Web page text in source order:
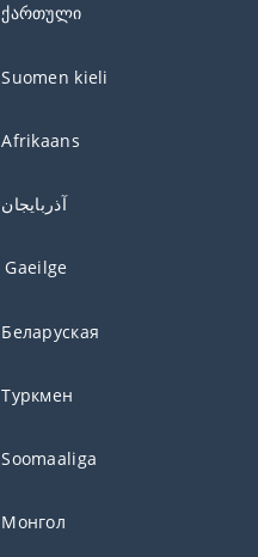
ქართული
Suomen kieli
Afrikaans
آذربايجان
Gaeilge
Беларуская
Туркмен
Soomaaliga
Монгол